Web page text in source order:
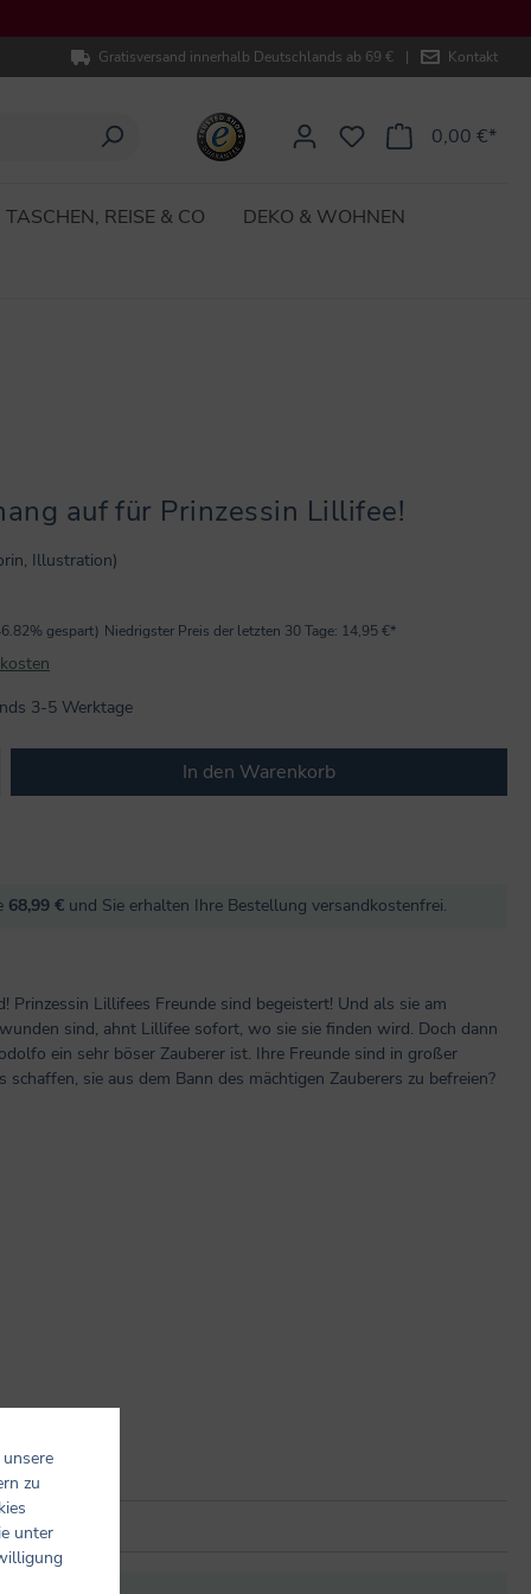
Gratisversand innerhalb Deutschlands ab 69 € | Kontakt
0,00 €*
TASCHEN, REISE & CO DEKO & WOHNEN
auf für Prinzessin Lillifee!
Illustration)
gespart) Niedrigster Preis der letzten 30 Tage: 14,95 €*
3-5 Werktage
den gewünschten Wert ein oder
In den Warenkorb
68,99 € und Sie erhalten Ihre Bestellung versandkostenfrei.
Prinzessin Lillifees Freunde sind begeistert! Und als sie am
sind, ahnt Lillifee sofort, wo sie sie finden wird. Doch dann
ein sehr böser Zauberer ist. Ihre Freunde sind in großer
sie aus dem Bann des mächtigen Zauberers zu befreien?
zu
unter